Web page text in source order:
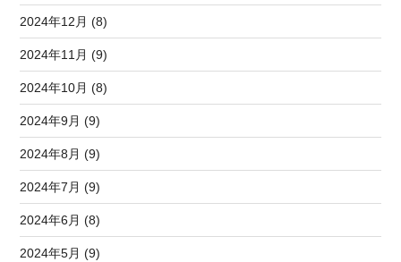
2024年12月 (8)
2024年11月 (9)
2024年10月 (8)
2024年9月 (9)
2024年8月 (9)
2024年7月 (9)
2024年6月 (8)
2024年5月 (9)